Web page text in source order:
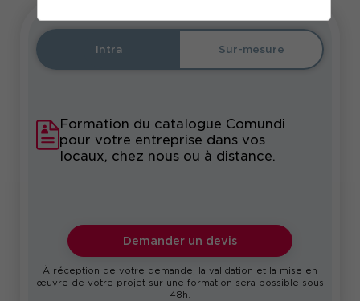
Intra Sur-mesure
Formation du catalogue Comundi
pour votre entreprise dans vos
locaux, chez nous ou à distance.
Demander un devis
À réception de votre demande, la validation et la mise en
œuvre de votre projet sur une formation sera possible sous
48h.